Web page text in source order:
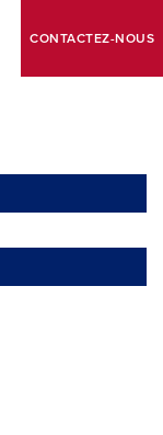
CONTACTEZ-NOUS